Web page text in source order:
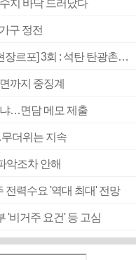
지 바닥 드러났다
구 정전
[2026 부산청소년극지체험탐험대 현장르포] 3회 : 석탄 탄광촌에서 북극 연구의 중심지로
까지 중징계
…면담 메모 제출
더위는 지속
악조차 안해
력수요 '역대 최대' 전망
'비거주 요건' 등 고심